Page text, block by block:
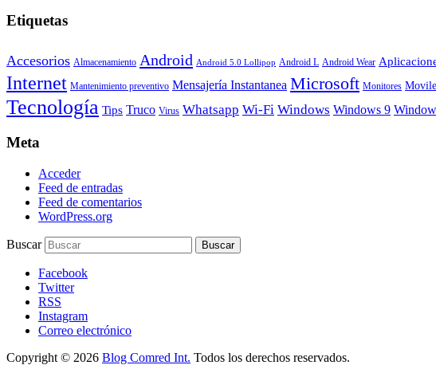
Etiquetas
Accesorios Almacenamiento Android Android 5.0 Lollipop Android L Android Wear
Internet Mantenimiento preventivo Mensajería Instantanea Microsoft Monitores
Tecnología Tips Truco Virus Whatsapp Wi-Fi Windows Windows 9
Meta
Acceder
Feed de entradas
Feed de comentarios
WordPress.org
Buscar
Facebook
Twitter
RSS
Instagram
Correo electrónico
Copyright © 2026 Blog Comred Int. Todos los derechos reservados.